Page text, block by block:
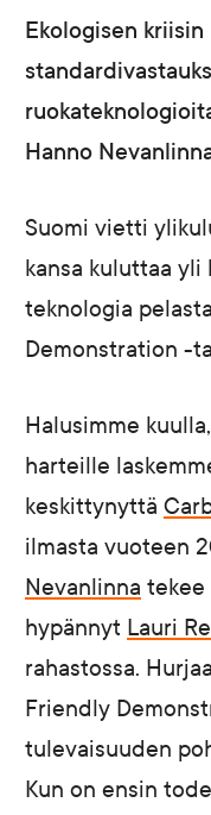
Ekologisen
Hanno
Suomi vietti
kansa kuluttaa yli
teknologia
Demonstration -
Halusimme
harteille
keskittynyttä
ilmasta vuoteen
Nevanlinna tekee
hypännyt Lauri
rahastossa.
Friendly
tulevaisuuden
Kun on ensin